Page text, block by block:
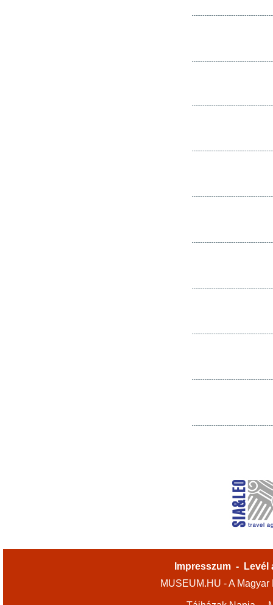
Impresszum -
Levél
MUSEUM.HU - A